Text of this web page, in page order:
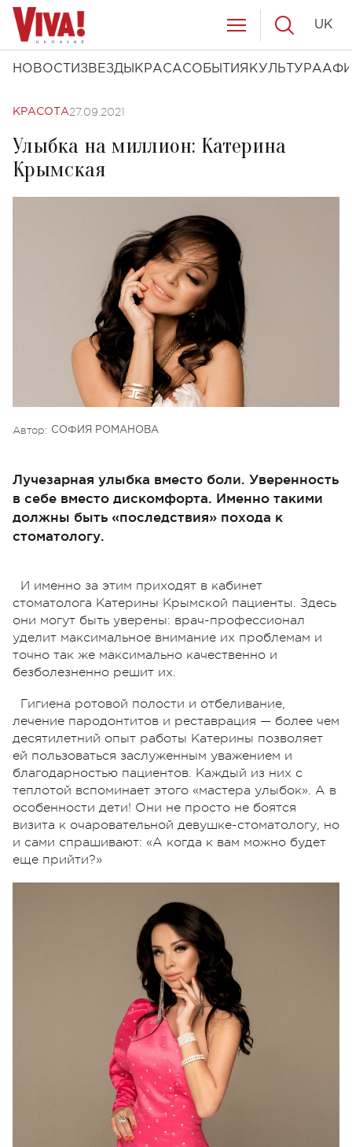
НОВОСТИ ЗВЕЗДЫ КРАСАСОБЫТИЯ КУЛЬТУРА
UK
КРАСОТА27.09.2021
Улыбка на миллион: Катерина
Крымская
Автор: СОФИЯ РОМАНОВА
Лучезарная улыбка вместо боли. Уверенность
в себе вместо дискомфорта. Именно такими
должны быть «последствия» похода к
стоматологу.
И именно за этим приходят в кабинет
стоматолога Катерины Крымской пациенты. Здесь
они могут быть уверены: врач-профессионал
уделит максимальное внимание их проблемам и
точно так же максимально качественно и
безболезненно решит их.
Гигиена ротовой полости и отбеливание,
лечение пародонтитов и реставрация — более чем
десятилетний опыт работы Катерины позволяет
ей пользоваться заслуженным уважением и
благодарностью пациентов. Каждый из них с
теплотой вспоминает этого «мастера улыбок». А в
особенности дети! Они не просто не боятся
визита к очаровательной девушке-стоматологу, но
и сами спрашивают: «А когда к вам можно будет
еще прийти?»